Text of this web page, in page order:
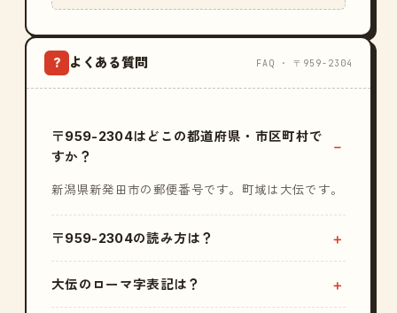
? よくある質問 FAQ · 〒959-2304
〒959-2304はどこの都道府県・市区町村で
すか？
新潟県新発田市の郵便番号です。町域は大伝です。
〒959-2304の読み方は？
大伝のローマ字表記は？